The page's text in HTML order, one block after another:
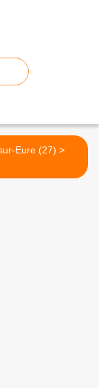
Pacy-sur-Eure (27) >